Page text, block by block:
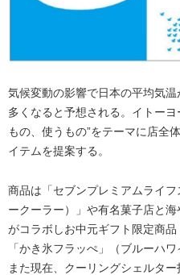
気候変動の影響で日本の平均気
多くなると予想される。イトー
もの、使うもの”をテーマに店全
イテムを提案する。
商品は「セブンプレミアムライ
ークーラー）」や有名菓子店と
がコラボしお中元ギフト限定商
「かき氷フラッぺ」（ブルーハ
また現在、クーリングシェルタ